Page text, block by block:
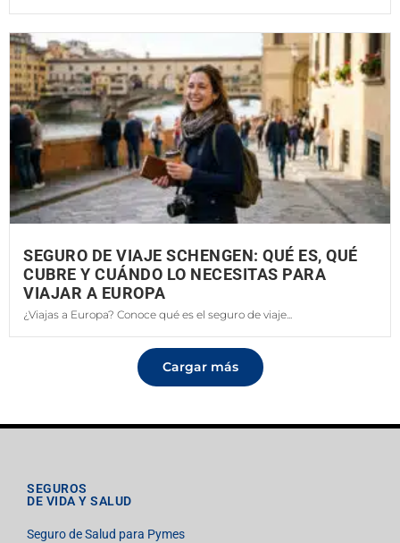
SEGURO DE VIAJE SCHENGEN: QUÉ ES, QUÉ
CUBRE Y CUÁNDO LO NECESITAS PARA
VIAJAR A EUROPA
¿Viajas a Europa? Conoce qué es el seguro de viaje...
Cargar más
SEGUROS
DE VIDA Y SALUD
Seguro de Salud para Pymes